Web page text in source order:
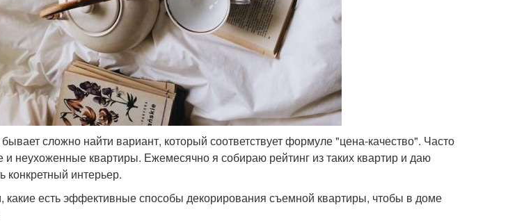
сложно найти вариант, который соответствует формуле "цена-качество". Часто
неухоженные квартиры. Ежемесячно я собираю рейтинг из таких квартир и даю
конкретный интерьер.
какие есть эффективные способы декорирования съемной квартиры, чтобы в доме